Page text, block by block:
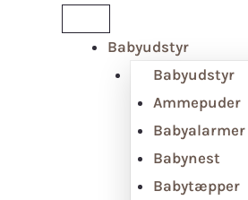
Babyudstyr
Babyudstyr
Ammepuder
Babyalarmer
Babynest
Babytæpper